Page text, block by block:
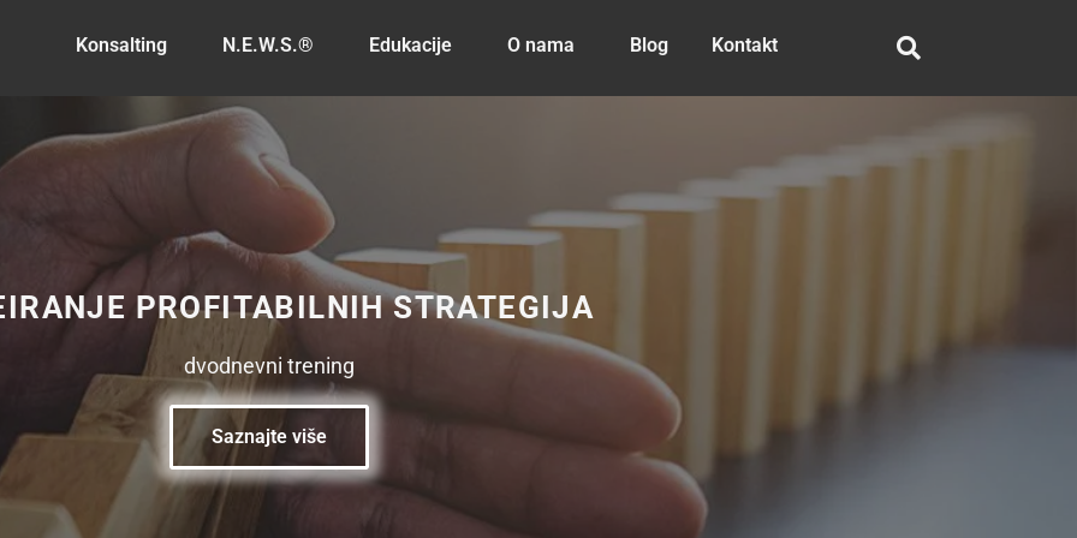
Konsalting N.E.W.S.® Edukacije O nama Blog Kontakt
PROFITABILNIH STRATEGIJA
dvodnevni trening
Saznajte više